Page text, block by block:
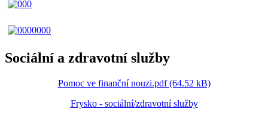
Sociální a zdravotní služby
Pomoc ve finanční nouzi.pdf (64.52 kB)
Frysko - sociální/zdravotní služby